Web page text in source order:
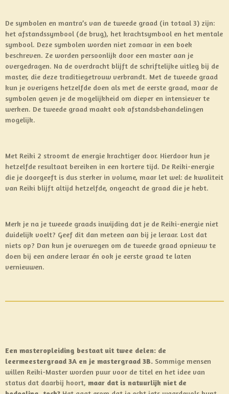
De symbolen en mantra’s van de tweede graad (in totaal 3) zijn:
het afstandssymbool (de brug), het krachtsymbool en het mentale
symbool. Deze symbolen worden niet zomaar in een boek
beschreven. Ze worden persoonlijk door een master aan je
overgedragen. Na de overdracht blijft de schriftelijke uitleg bij de
master, die deze traditiegetrouw verbrandt. Met de tweede graad
kun je overigens hetzelfde doen als met de eerste graad, maar de
symbolen geven je de mogelijkheid om dieper en intensiever te
werken. De tweede graad maakt ook afstandsbehandelingen
mogelijk.
Met Reiki 2 stroomt de energie krachtiger door. Hierdoor kun je
hetzelfde resultaat bereiken in een kortere tijd. De Reiki-energie
die je doorgeeft is dus sterker in volume, maar let wel: de kwaliteit
van Reiki blijft altijd hetzelfde, ongeacht de graad die je hebt.
Merk je na je tweede graads inwijding dat je de Reiki-energie niet
duidelijk voelt? Geef dit dan meteen aan bij je leraar. Lost dat
niets op? Dan kun je overwegen om de tweede graad opnieuw te
doen bij een andere leraar én ook je eerste graad te laten
vernieuwen.
Een masteropleiding bestaat uit twee delen: de
leermeestergraad 3A en je mastergraad 3B. Sommige mensen
willen Reiki-Master worden puur voor de titel en het idee van
status dat daarbij hoort, maar dat is natuurlijk niet de